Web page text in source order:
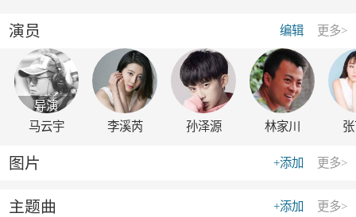
更多>
编辑
演员
导演
马云宇
李溪芮 孙泽源 林家川
更多>
+添加
图片
更多>
+添加
主题曲